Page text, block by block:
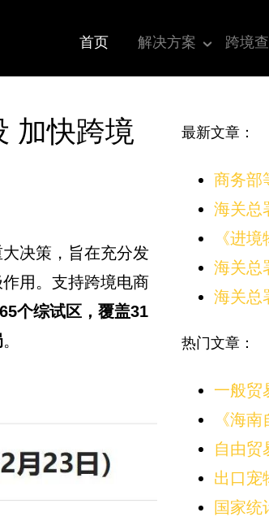
首页 解决方案 跨境
加快跨境
决策，旨在充分发
用。支持跨境电商
个综试区，覆盖31
。
最新文章：
商务部
海关总
《进
海关总
海关总
热门文章：
一般贸
《海
自由贸
出口宠
国家统